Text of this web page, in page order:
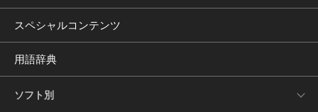
スペシャルコンテンツ
用語辞典
ソフト別